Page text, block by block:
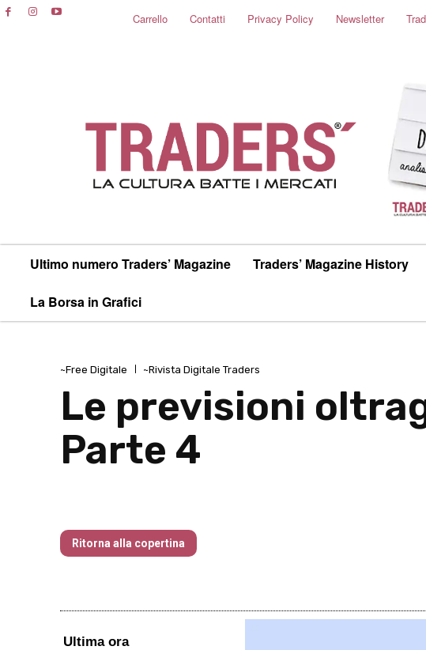
Carrello Contatti Privacy Policy Newsletter
Ultimo numero Traders’ Magazine Traders’ Magazine History
La Borsa in Grafici
~Free Digitale ~Rivista Digitale Traders
Le previsioni
Parte 4
Ritorna alla copertina
Ultima ora